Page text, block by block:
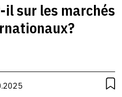
il sur les marchés